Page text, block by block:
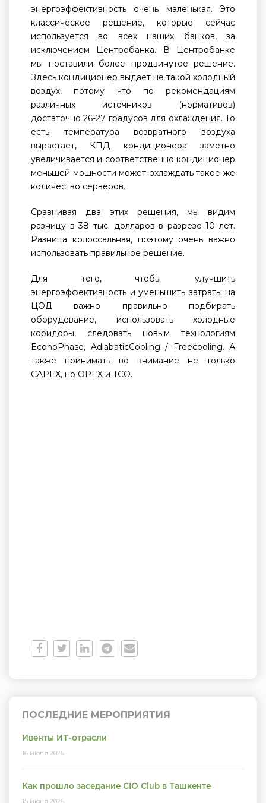
энергоэффективность очень маленькая. Это
классическое решение, которые сейчас
используется во всех наших банков, за
исключением Центробанка. В Центробанке
мы поставили более продвинутое решение.
Здесь кондиционер выдает не такой холодный
воздух, потому что по рекомендациям
различных источников (нормативов)
достаточно 26-27 градусов для охлаждения. То
есть температура возвратного воздуха
вырастает, КПД кондиционера заметно
увеличивается и соответственно кондиционер
меньшей мощности может охлаждать такое же
количество серверов.
Сравнивая два этих решения, мы видим
разницу в 38 тыс. долларов в разрезе 10 лет.
Разница колоссальная, поэтому очень важно
использовать правильное решение.
Для того, чтобы улучшить
энергоэффективность и уменьшить затраты на
ЦОД важно правильно подбирать
оборудование, использовать холодные
коридоры, следовать новым технологиям
EconoPhase, AdiabaticCooling / Freecooling. А
также принимать во внимание не только
CAPEX, но OPEX и TCO.
ПОСЛЕДНИЕ МЕРОПРИЯТИЯ
Ивенты ИТ-отрасли
16 июля 2026
Как прошло заседание CIO Club в Ташкенте
15 июня 2026